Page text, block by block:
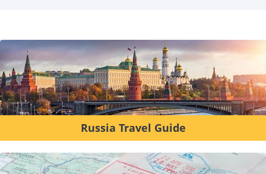
Russia Travel Guide